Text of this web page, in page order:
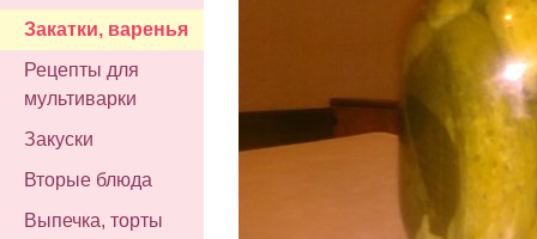
Закатки, варенья
Рецепты для
мультиварки
Закуски
Вторые блюда
Выпечка, торты